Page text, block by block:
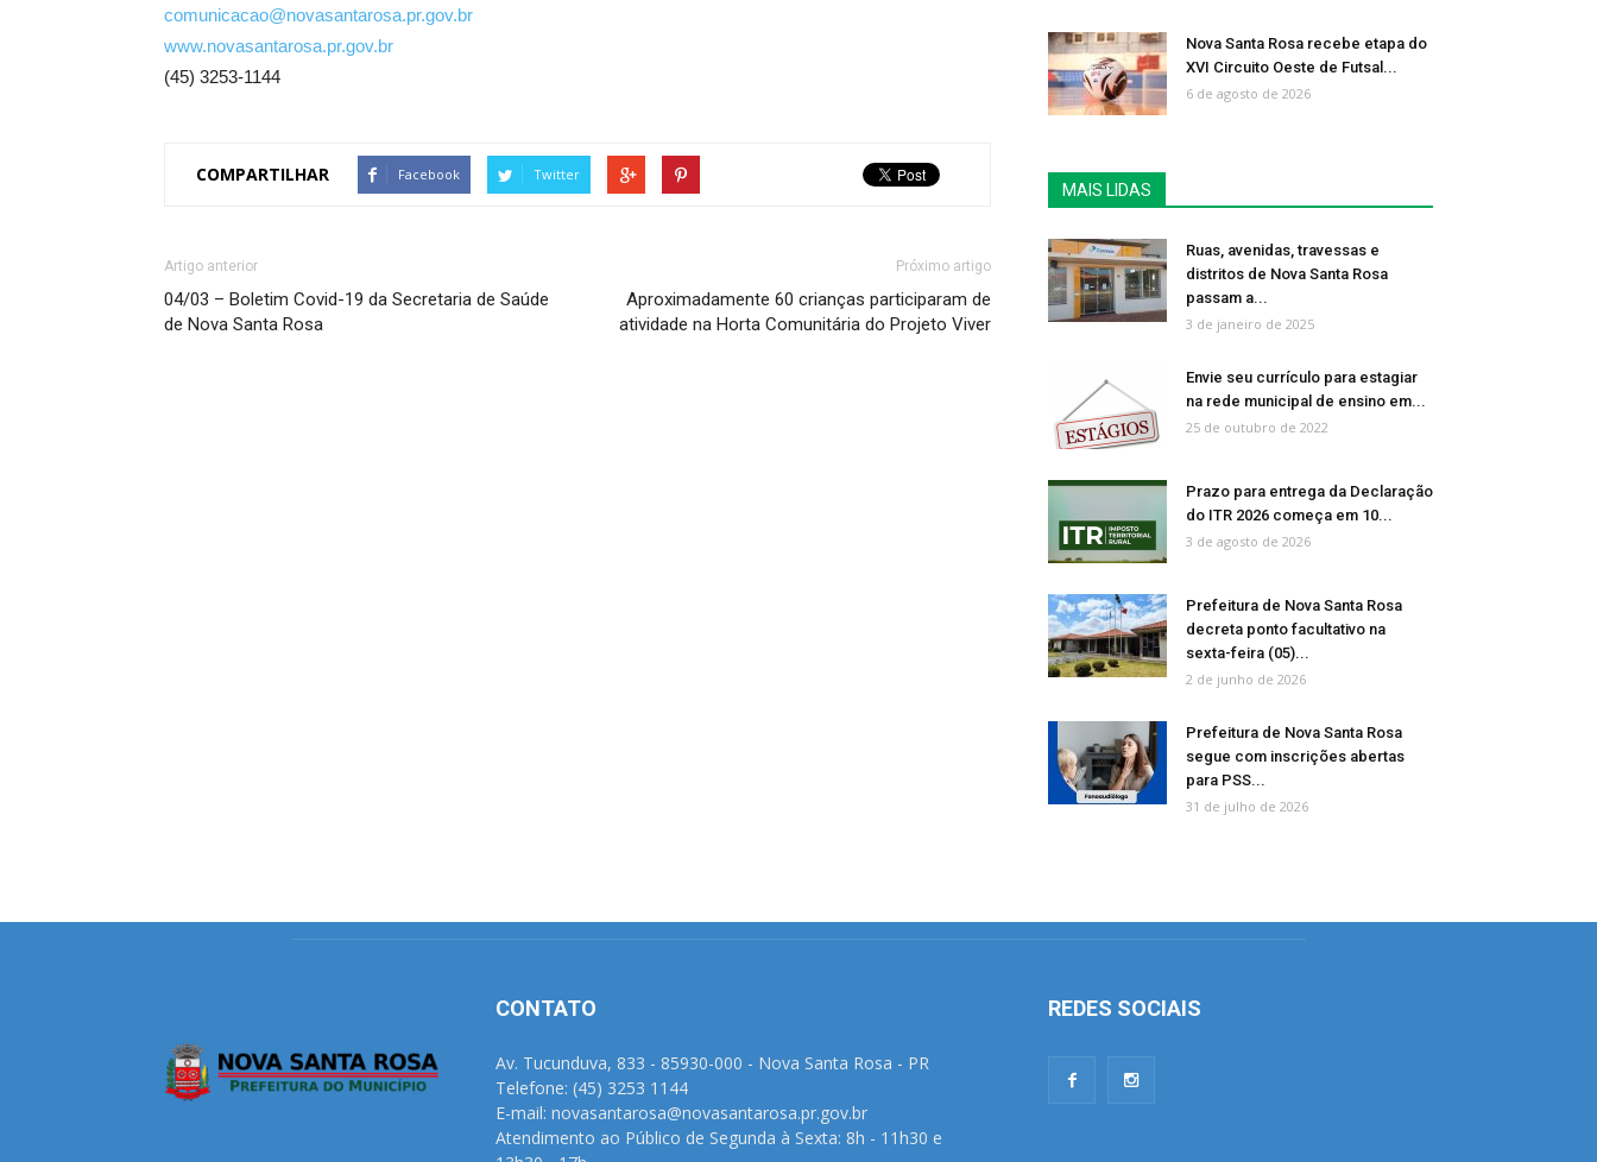
comunicacao@novasantarosa.pr.gov.br
www.novasantarosa.pr.gov.br
(45) 3253-1144
COMPARTILHAR Facebook Twitter
Artigo anterior
04/03 – Boletim Covid-19 da Secretaria de Saúde
de Nova Santa Rosa
Próximo artigo
Aproximadamente 60 crianças participaram de
atividade na Horta Comunitária do Projeto Viver
Nova Santa Rosa recebe etapa do
XVI Circuito Oeste de Futsal...
6 de agosto de 2026
MAIS LIDAS
Ruas, avenidas, travessas e
distritos de Nova Santa Rosa
passam a...
3 de janeiro de 2025
Envie seu currículo para estagiar
na rede municipal de ensino em...
25 de outubro de 2022
Prazo para entrega da Declaração
do ITR 2026 começa em 10...
3 de agosto de 2026
Prefeitura de Nova Santa Rosa
decreta ponto facultativo na
sexta-feira (05)...
2 de junho de 2026
Prefeitura de Nova Santa Rosa
segue com inscrições abertas
para PSS...
31 de julho de 2026
CONTATO
Av. Tucunduva, 833 - 85930-000 - Nova Santa Rosa - PR
Telefone: (45) 3253 1144
E-mail: novasantarosa@novasantarosa.pr.gov.br
Atendimento ao Público de Segunda à Sexta: 8h - 11h30 e
REDES SOCIAIS